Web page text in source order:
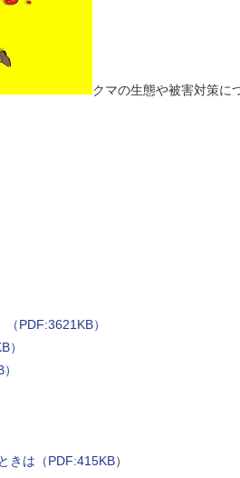
クマの生態や被害対策に
PDF:3621KB）
）
きは（PDF:415KB）